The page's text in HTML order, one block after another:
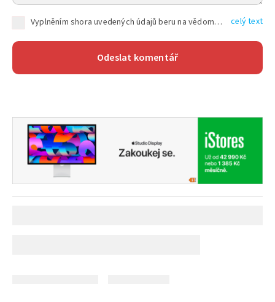
Vyplněním shora uvedených údajů beru na vědomí, že společnost TEXT FACTORY s.r.o., sídlem Brno, Durďákova 336/29, Černá Pole, PSČ: 613 00, IČ: 06157831, zapsané u Krajského soudu v Brně, oddíl C, vložka 100399, bude zpracovávat mé osobní údaje uvedené v rámci mnou vyplněného registračního formuláře na základě oprávněných zájmů TEXT FACTORY s.r.o. dle čl. 6 odst. 1 písm. f) GDPR a pro splnění právních povinností (čl. 6 odst. 1 písm. c) GDPR), a to pro tyto účely: nezbytnost zajistit oprávnění návštěvníka webových stránek provozovaných společností TEXT FACTORY s.r.o. přispívat aktivně ke zveřejněným článkům nebo v rámci diskusních fór a výkon práv TEXT FACTORY s.r.o. jako administrátora těchto diskusních fór. Více informací o zpracování osobních údajů a právech lze nalézt v celý text